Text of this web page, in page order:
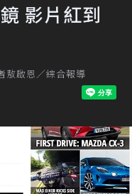
影片紅到
敖啟恩／綜合報導